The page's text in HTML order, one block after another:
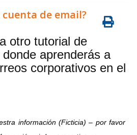
de email?
otro tutorial de
aprenderás a
corporativos en el
información (Ficticia) – por favor